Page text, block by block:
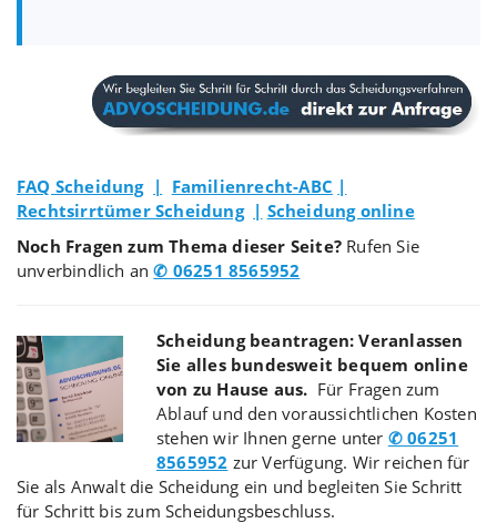
FAQ Scheidung | Familienrecht-ABC |
Rechtsirrtümer Scheidung | Scheidung online
Noch Fragen zum Thema dieser Seite? Rufen Sie
unverbindlich an✆ 06251 8565952
Scheidung beantragen: Veranlassen
Sie alles bundesweit bequem online
von zu Hause aus. Für Fragen zum
Ablauf und den voraussichtlichen Kosten
stehen wir Ihnen gerne unter ✆ 06251
8565952 zur Verfügung. Wir reichen für
Sie als Anwalt die Scheidung ein und begleiten Sie Schritt
für Schritt bis zum Scheidungsbeschluss.